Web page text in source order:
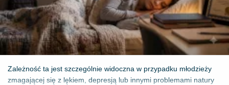
Zależność ta jest szczególnie widoczna w przypadku młodzieży
zmagającej się z lękiem, depresją lub innymi problemami natury